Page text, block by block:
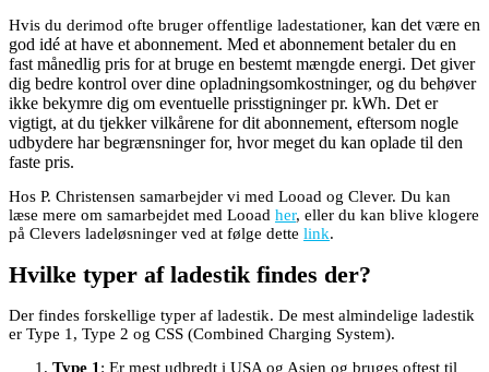
Hvis du derimod ofte bruger offentlige ladestationer, kan det være en
god idé at have et abonnement. Med et abonnement betaler du en
fast månedlig pris for at bruge en bestemt mængde energi. Det giver
dig bedre kontrol over dine opladningsomkostninger, og du behøver
ikke bekymre dig om eventuelle prisstigninger pr. kWh. Det er
vigtigt, at du tjekker vilkårene for dit abonnement, eftersom nogle
udbydere har begrænsninger for, hvor meget du kan oplade til den
faste pris.
Hos P. Christensen samarbejder vi med Looad og Clever. Du kan
læse mere om samarbejdet med Looad her, eller du kan blive klogere
på Clevers ladeløsninger ved at følge dette link.
Hvilke typer af ladestik findes der?
Der findes forskellige typer af ladestik. De mest almindelige ladestik
er Type 1, Type 2 og CSS (Combined Charging System).
Type 1: Er mest udbredt i USA og Asien og bruges oftest til